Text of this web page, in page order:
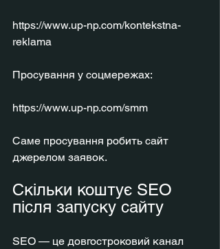
https://www.up-np.com/kontekstna-
reklama
Просування у соцмережах:
https://www.up-np.com/smm
Саме просування робить сайт
джерелом заявок.
Скільки коштує SEO
після запуску сайту
SEO — це довгостроковий канал